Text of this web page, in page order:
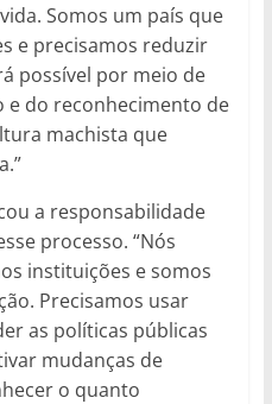
Somos um país que
e precisamos reduzir
possível por meio de
e do reconhecimento de
machista que
a responsabilidade
processo. “Nós
instituições e somos
Precisamos usar
as políticas públicas
mudanças de
o quanto